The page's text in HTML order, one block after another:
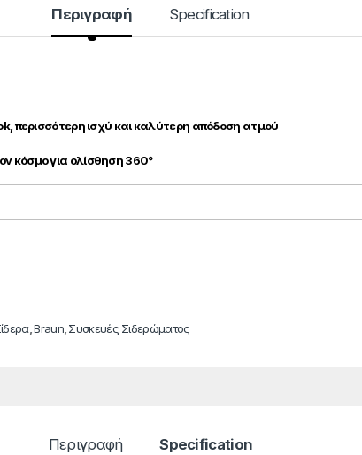
Περιγραφή Specification
περισσότερη ισχύ και καλύτερη απόδοση ατμού
κόσμο για ολίσθηση 360°
,Braun, Συσκευές Σιδερώματος
Περιγραφή Specification